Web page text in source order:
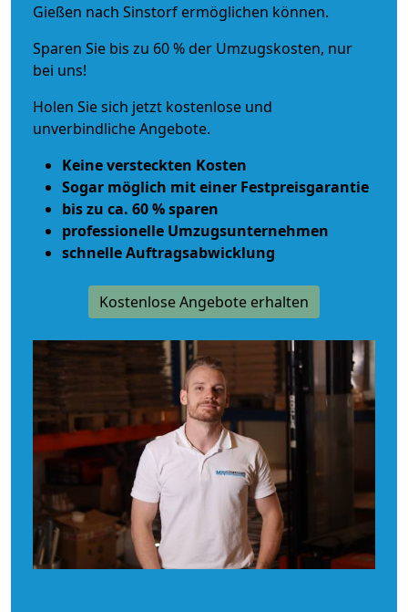
Gießen nach Sinstorf ermöglichen können.
Sparen Sie bis zu 60 % der Umzugskosten, nur
bei uns!
Holen Sie sich jetzt kostenlose und
unverbindliche Angebote.
Keine versteckten Kosten
Sogar möglich mit einer Festpreisgarantie
bis zu ca. 60 % sparen
professionelle Umzugsunternehmen
schnelle Auftragsabwicklung
Kostenlose Angebote erhalten